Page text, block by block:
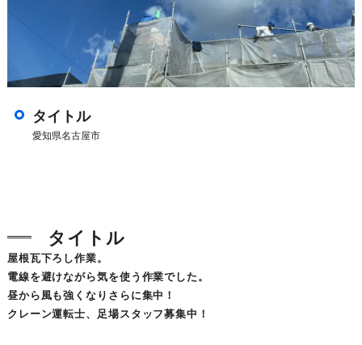
タイトル
愛知県名古屋市
タイトル
屋根瓦下ろし作業。
電線を避けながら気を使う作業でした。
昼から風も強くなりさらに集中！
クレーン運転士、足場スタッフ募集中！